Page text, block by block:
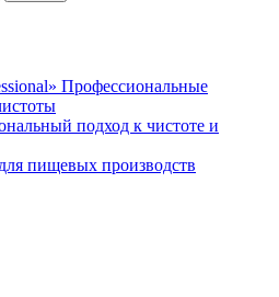
Профессиональные
подход к чистоте и
пищевых производств